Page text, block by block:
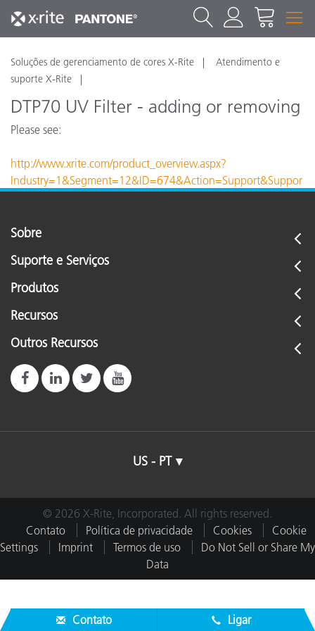
Soluções de gerenciamento de cores X-Rite
Atendimento e
suporte X-Rite
DTP70 UV Filter - adding or removing
Please see:
http://www.xrite.com/product_overview.aspx?
Industry=1&Segment=12&ID=674&Action=Support&Suppor
Sobre
Suporte e Serviços
Produtos
Recursos
Outros Recursos
US - PT
© 2026 X-Rite, Incorporated. All rights reserved.
Contato
Política de privacidade Cookies
Cookie
Settings
Imprint Termos de uso
Do Not Sell or Share My
Data
Contato Ligar